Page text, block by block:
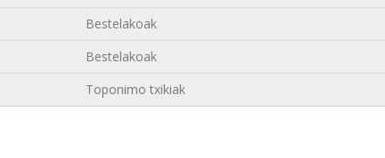
Bestelakoak
Bestelakoak
Toponimo txikiak